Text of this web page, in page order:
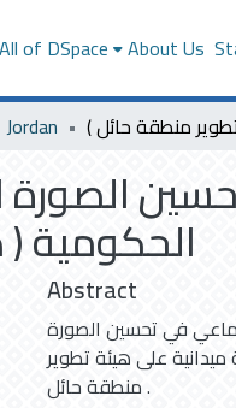
All of DSpace About Us
الحكومية
Abstract
في تحسين الصورة
على هيئة تطوير
منطقة حائل .